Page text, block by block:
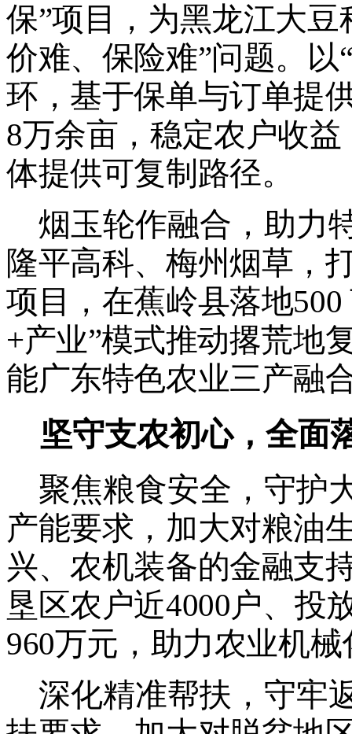
保”项目，为黑龙江大豆
价难、保险难”问题。以
环，基于保单与订单提
8万余亩，稳定农户收
体提供可复制路径。
烟玉轮作融合，助力
隆平高科、梅州烟草，
项目，在蕉岭县落地500
+产业”模式推动撂荒地
能广东特色农业三产融
坚守支农初心，全面
聚焦粮食安全，守护
产能要求，加大对粮油
兴、农机装备的金融支
垦区农户近4000户、投
960万元，助力农业机械
深化精准帮扶，守牢